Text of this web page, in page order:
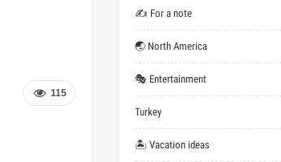
115
✍ For a note
🌏 North America
🎭 Entertainment
Turkey
🏝 Vacation ideas